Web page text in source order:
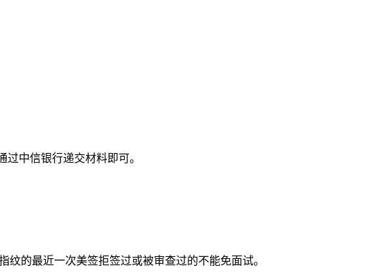
中信银行递交材料即可。
的最近一次美签拒签过或被审查过的不能免面试。